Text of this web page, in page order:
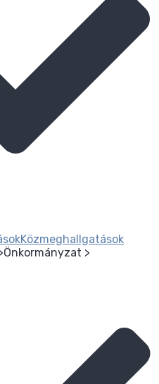
Közmeghallgatások
Önkormányzat >